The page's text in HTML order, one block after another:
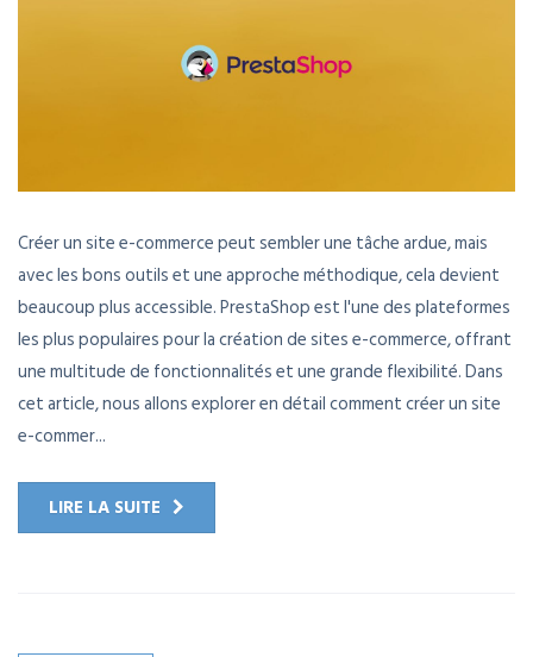
Créer un site e-commerce peut sembler une tâche ardue, mais
avec les bons outils et une approche méthodique, cela devient
beaucoup plus accessible. PrestaShop est l'une des plateformes
les plus populaires pour la création de sites e-commerce, offrant
une multitude de fonctionnalités et une grande flexibilité. Dans
cet article, nous allons explorer en détail comment créer un site
e-commer...
LIRE LA SUITE